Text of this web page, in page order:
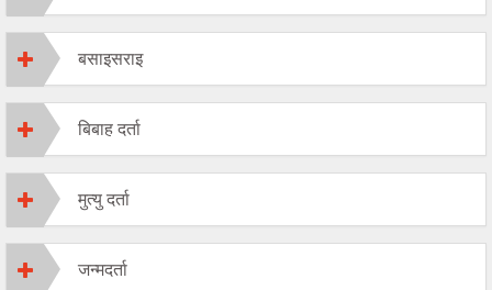
बसाइसराइ
बिबाह दर्ता
मुत्यु दर्ता
जन्मदर्ता